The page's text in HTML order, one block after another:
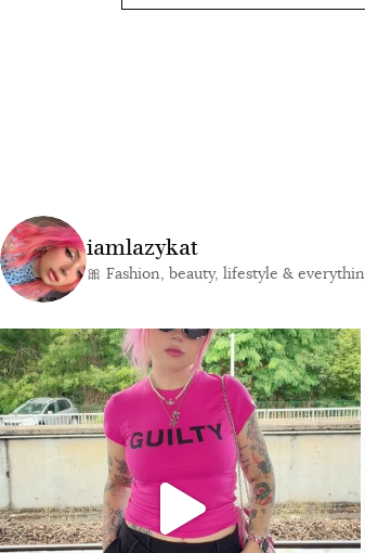
iamlazykat
🎀 Fashion, beauty, lifestyle &